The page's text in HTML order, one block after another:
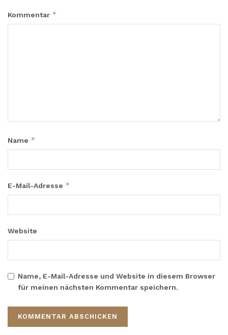
Kommentar *
Name *
E-Mail-Adresse *
Website
Name, E-Mail-Adresse und Website in diesem Browser
für meinen nächsten Kommentar speichern.